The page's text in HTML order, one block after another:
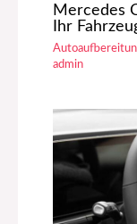
Mercedes
Ihr
admin